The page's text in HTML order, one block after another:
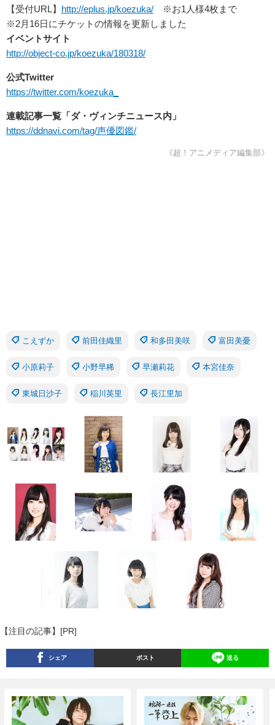
【受付URL】 http://eplus.jp/koezuka/ ※お1人様4枚まで
※2月16日にチケットの情報を更新しました
イベントサイト
http://object-co.jp/koezuka/180318/
公式Twitter
https://twitter.com/koezuka_
連載記事一覧「ダ・ヴィンチニュース内」
https://ddnavi.com/tag/声優図鑑/
《超！アニメディア編集部》
こえずか 前田佳織里 和多田美咲 富田美憂
小原莉子 小野早稀 早瀬莉花 本宮佳奈
東城日沙子 稲川英里 長江里加
【注目の記事】[PR]
シェア ポスト 送る